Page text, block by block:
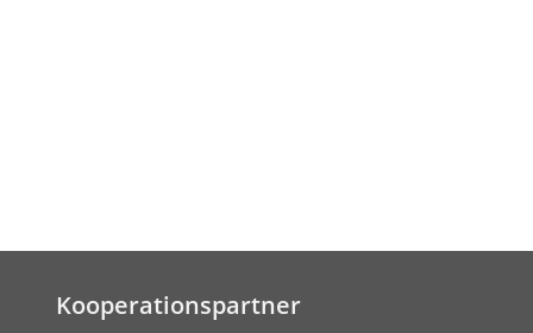
Kooperationspartner